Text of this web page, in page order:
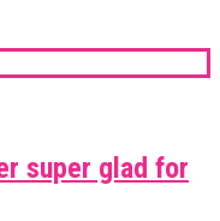
super glad for